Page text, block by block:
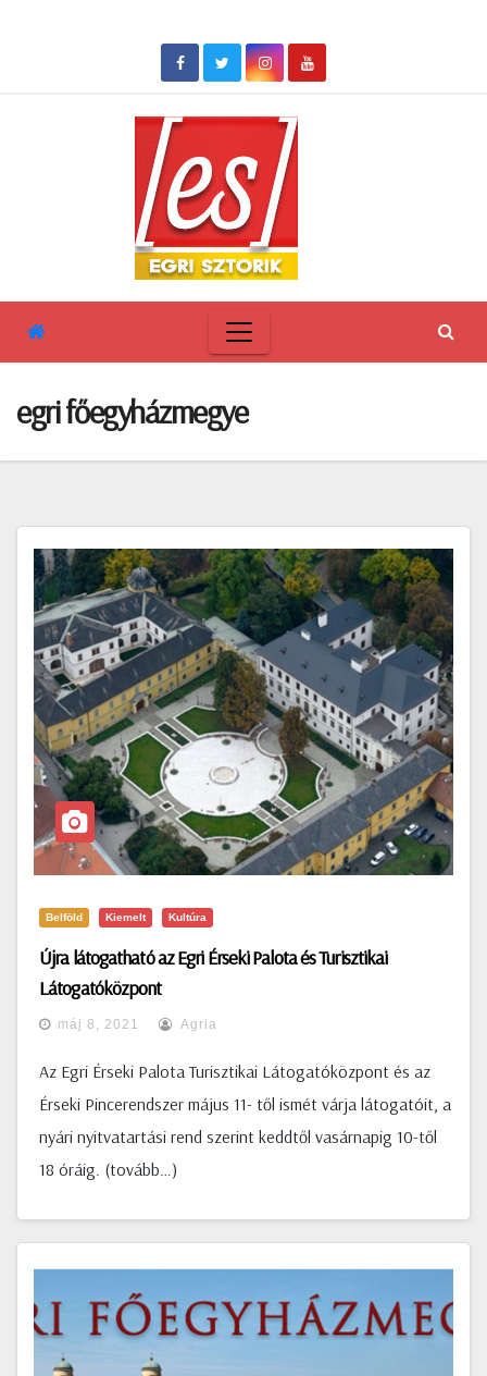
egri főegyházmegye
Belföld Kiemelt Kultúra
Újra látogatható az Egri Érseki Palota és Turisztikai
Látogatóközpont
máj 8, 2021 Agria
Az Egri Érseki Palota Turisztikai Látogatóközpont és az
Érseki Pincerendszer május 11- től ismét várja látogatóit, a
nyári nyitvatartási rend szerint keddtől vasárnapig 10-től
18 óráig. (tovább…)